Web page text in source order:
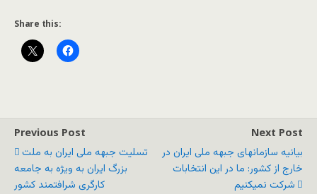
Share this:
Previous Post
تسلیت جبهه ملی ایران به ملت
بزرگ ایران به ویژه به جامعه
کارگری شرافتمند کشور
Next Post
بیانیه سازمانهای جبهه ملی ایران در
خارج از کشور: ما در این انتخابات
شرکت نمیکنیم